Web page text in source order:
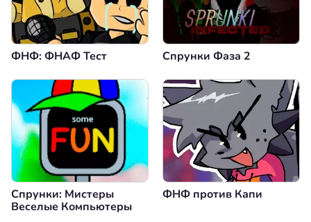
ФНФ: ФНАФ Тест Спрунки Фаза 2
Спрунки: Мистеры
Веселые Компьютеры
ФНФ против Капи